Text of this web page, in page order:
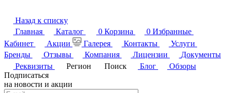
Назад к списку
Главная
Каталог 0 Корзина 0 Избранные
Кабинет
Акции Галерея Контакты
Услуги
Бренды
Отзывы Компания Лицензии
Документы
Реквизиты
Регион Поиск Блог
Обзоры
Подписаться
на новости и акции